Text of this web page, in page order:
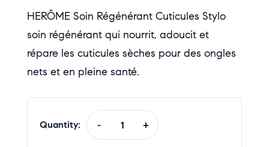
HERÔME Soin Régénérant Cuticules Stylo
soin régénérant qui nourrit, adoucit et
répare les cuticules sèches pour des ongles
nets et en pleine santé.
Quantity: - +